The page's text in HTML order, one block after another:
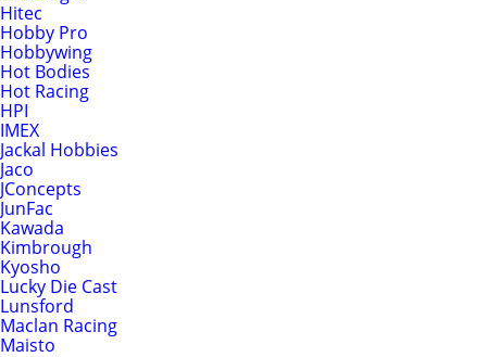
Hitec
Hobby Pro
Hobbywing
Hot Bodies
Hot Racing
HPI
IMEX
Jackal Hobbies
Jaco
JConcepts
JunFac
Kawada
Kimbrough
Kyosho
Lucky Die Cast
Lunsford
Maclan Racing
Maisto